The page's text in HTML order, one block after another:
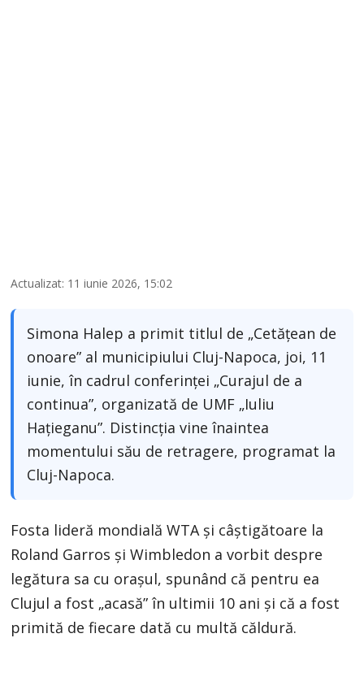
Actualizat: 11 iunie 2026, 15:02
Simona Halep a primit titlul de „Cetățean de
onoare” al municipiului Cluj-Napoca, joi, 11
iunie, în cadrul conferinței „Curajul de a
continua”, organizată de UMF „Iuliu
Hațieganu”. Distincția vine înaintea
momentului său de retragere, programat la
Cluj-Napoca.
Fosta lideră mondială WTA și câștigătoare la
Roland Garros și Wimbledon a vorbit despre
legătura sa cu orașul, spunând că pentru ea
Clujul a fost „acasă” în ultimii 10 ani și că a fost
primită de fiecare dată cu multă căldură.